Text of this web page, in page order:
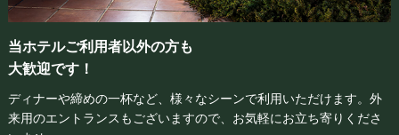
当ホテルご利用者以外の方も
大歓迎です！
ディナーや締めの一杯など、様々なシーンで利用いただけます。外
来用のエントランスもございますので、お気軽にお立ち寄りくださ